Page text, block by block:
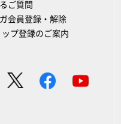
ご質問
会員登録・解除
ップ登録のご案内